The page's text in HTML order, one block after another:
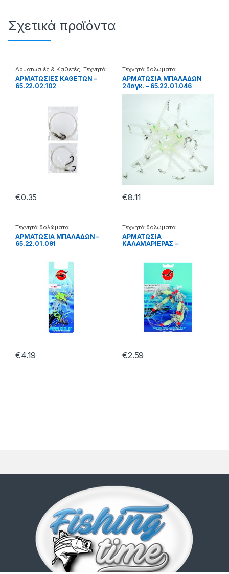
Σχετικά προϊόντα
Αρματωσιές & Καθετές Τεχνητά
δολώματα
ΑΡΜΑΤΩΣΙΕΣ ΚΑΘΕΤΩΝ –
65.22.02.102
€0.35
Τεχνητά δολώματα
ΑΡΜΑΤΩΣΙΑ ΜΠΑΛΑΔΩΝ
24αγκ. – 65.22.01.046
€8.11
Τεχνητά δολώματα
ΑΡΜΑΤΩΣΙΑ ΜΠΑΛΑΔΩΝ –
65.22.01.091
€4.19
Τεχνητά δολώματα
ΑΡΜΑΤΩΣΙΑ
ΚΑΛΑΜΑΡΙΕΡΑΣ –
€2.59